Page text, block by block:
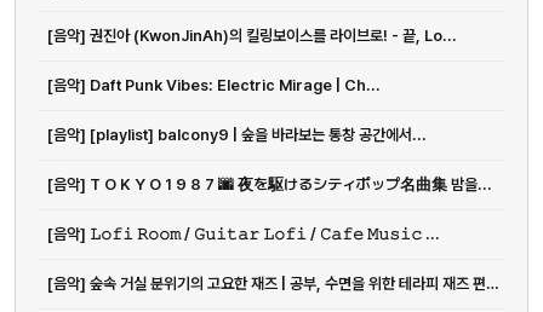
[음악] 권진아 (KwonJinAh)의 킬링보이스를 라이브로! - 끝, Lo...
[음악] Daft Punk Vibes: Electric Mirage | Ch...
[음악] [playlist] balcony9 | 숲을 바라보는 통창 공간에서...
[음악] T O K Y O 1 9 8 7 🌆 夜を駆けるシティポップ名曲集 밤을...
[음악] 𝙻𝚘𝚏𝚒 𝚁𝚘𝚘𝚖 / 𝙶𝚞𝚒𝚝𝚊𝚛 𝙻𝚘𝚏𝚒 / 𝙲𝚊𝚏𝚎 𝙼𝚞𝚜𝚒𝚌 ...
[음악] 숲속 거실 분위기의 고요한 재즈 | 공부, 수면을 위한 테라피 재즈 편안한 음악